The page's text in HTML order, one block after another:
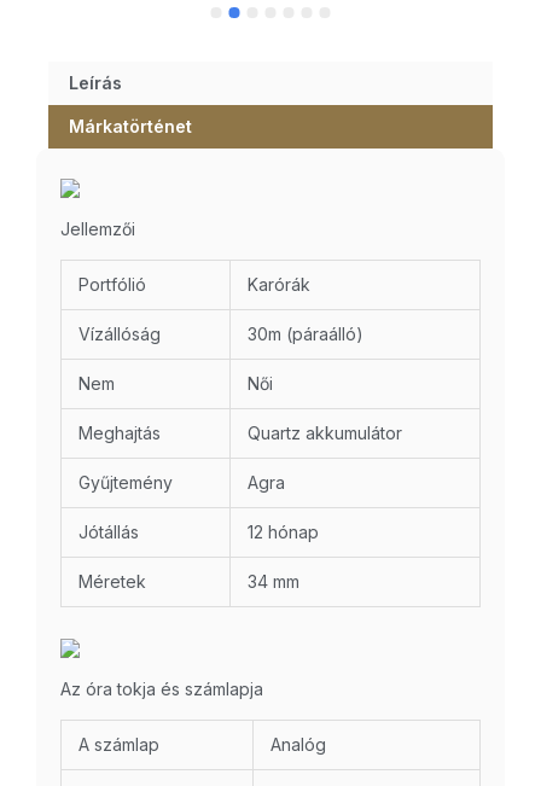
Leírás
Márkatörténet
Jellemzői
Portfólió Karórák
Vízállóság 30m (páraálló)
Nem Női
Meghajtás Quartz akkumulátor
Gyűjtemény Agra
Jótállás 12 hónap
Méretek 34 mm
Az óra tokja és számlapja
A számlap Analóg